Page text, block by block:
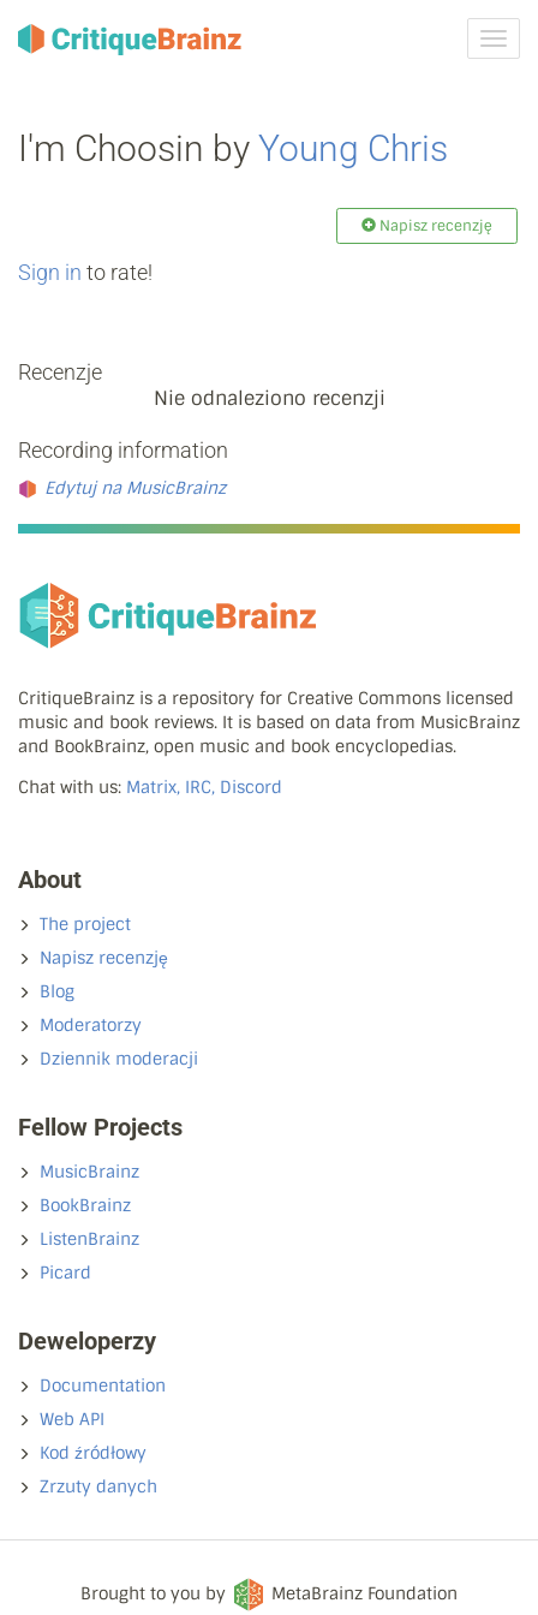
I'm Choosin by Young Chris
Napisz recenzję
Sign in to rate!
Recenzje
Nie odnaleziono recenzji
Recording information
Edytuj na MusicBrainz
CritiqueBrainz is a repository for Creative Commons licensed
music and book reviews. It is based on data from MusicBrainz
and BookBrainz, open music and book encyclopedias.
Chat with us: Matrix, IRC, Discord
About
The project
Napisz recenzję
Blog
Moderatorzy
Dziennik moderacji
Fellow Projects
MusicBrainz
BookBrainz
ListenBrainz
Picard
Deweloperzy
Documentation
Web API
Kod źródłowy
Zrzuty danych
Brought to you by MetaBrainz Foundation